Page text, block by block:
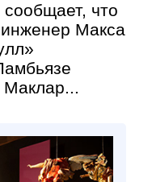
что
Макса
Маклар...